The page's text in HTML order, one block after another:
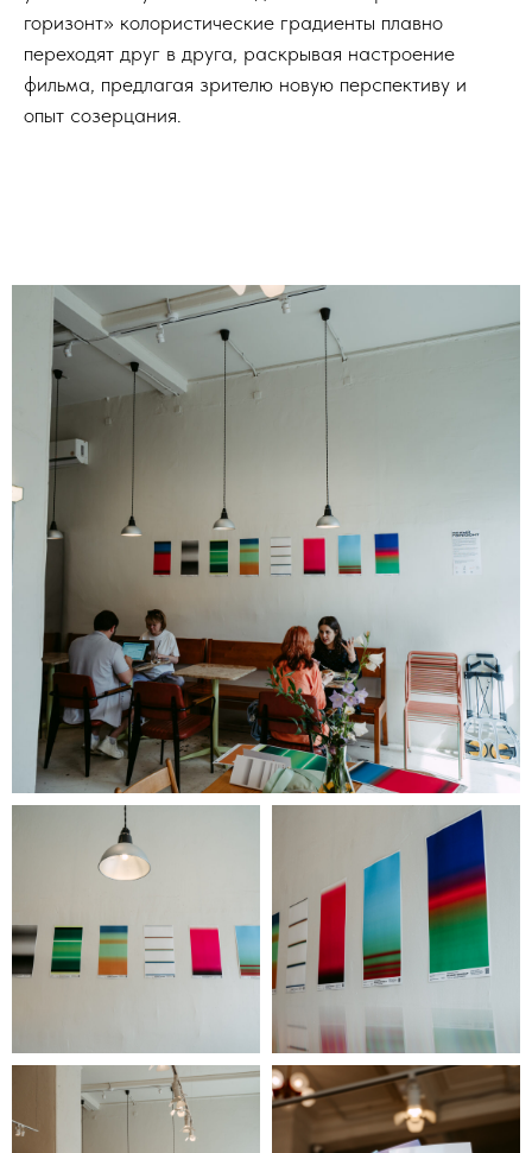
горизонт» колористические градиенты плавно
переходят друг в друга, раскрывая настроение
фильма, предлагая зрителю новую перспективу и
опыт созерцания.